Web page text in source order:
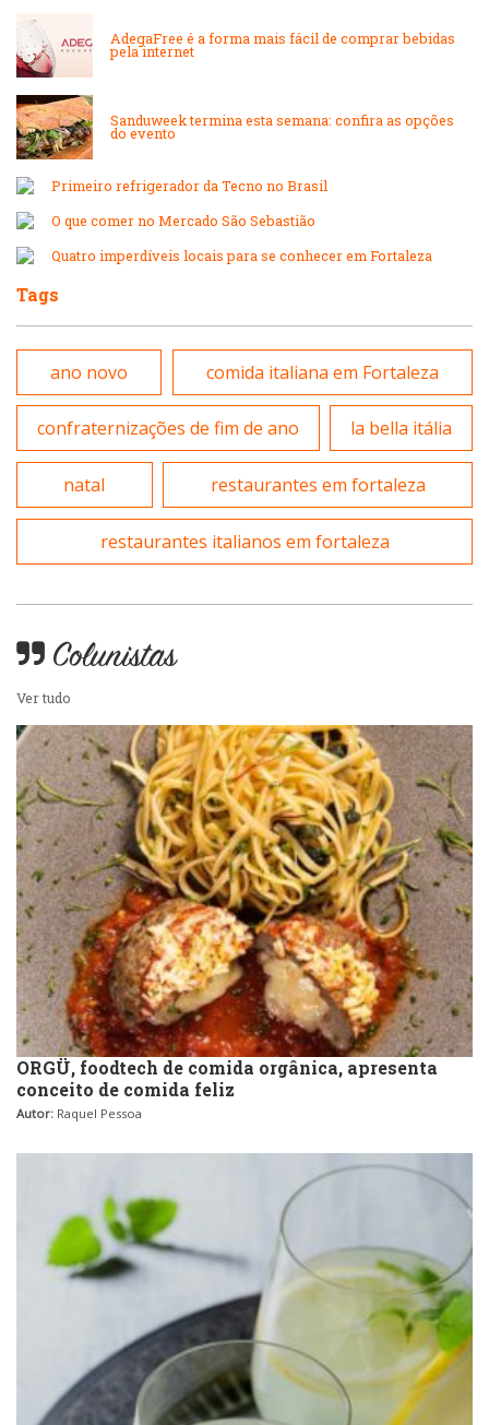
Pizzarias
Portuguesa
Self-service
Sobremesas e sorvetes
Lanchonetes
Peixes e Frutos do Mar
Portuguesa
Sobremesas e sorvetes
Variados
AdegaFree é a forma mais fácil de comprar bebidas
pela internet
Sanduweek termina esta semana: confira as opções
do evento
Primeiro refrigerador da Tecno no Brasil
O que comer no Mercado São Sebastião
Quatro imperdíveis locais para se conhecer em Fortaleza
Tags
ano novo comida italiana em Fortaleza
confraternizações de fim de ano la bella itália
natal restaurantes em fortaleza
restaurantes italianos em fortaleza
Colunistas
Ver tudo
ORGÜ, foodtech de comida orgânica, apresenta
conceito de comida feliz
Autor: Raquel Pessoa